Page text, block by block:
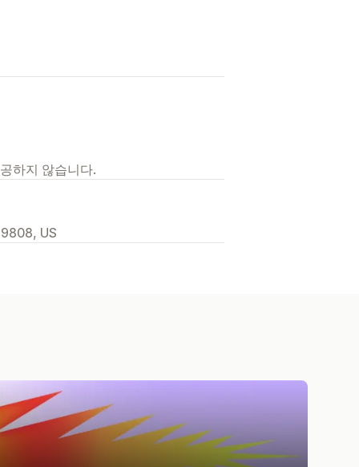
하지 않습니다.
US